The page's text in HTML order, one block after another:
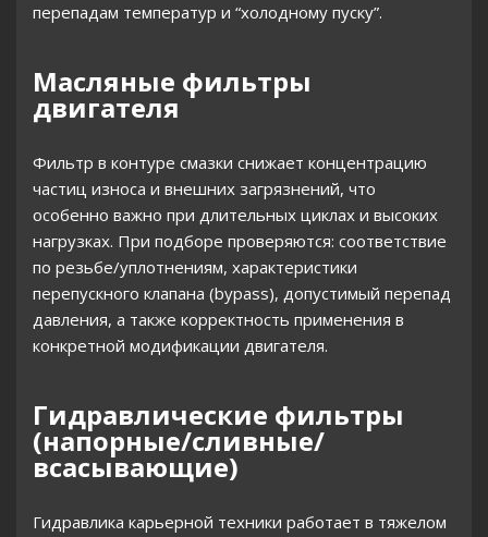
перепадам температур и “холодному пуску”.
Масляные фильтры
двигателя
Фильтр в контуре смазки снижает концентрацию
частиц износа и внешних загрязнений, что
особенно важно при длительных циклах и высоких
нагрузках. При подборе проверяются: соответствие
по резьбе/уплотнениям, характеристики
перепускного клапана (bypass), допустимый перепад
давления, а также корректность применения в
конкретной модификации двигателя.
Гидравлические фильтры
(напорные/сливные/
всасывающие)
Гидравлика карьерной техники работает в тяжелом